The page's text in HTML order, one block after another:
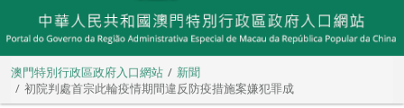
澳門特別行政區政府入口網站
新聞
初院判處首宗此輪疫情期間違反防疫措施案嫌犯罪成